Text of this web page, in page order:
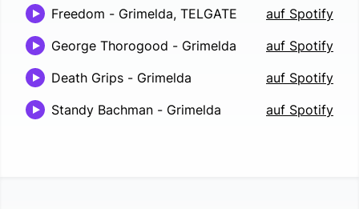
Freedom - Grimelda, TELGATE
auf Spotify
George Thorogood - Grimelda
auf Spotify
Death Grips - Grimelda
auf Spotify
Standy Bachman - Grimelda auf Spotify